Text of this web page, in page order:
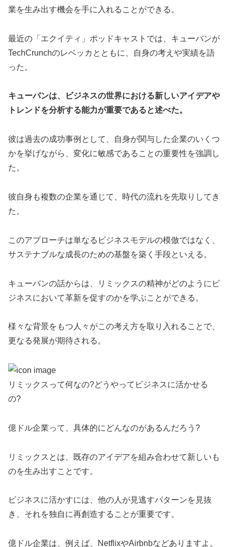
業を生み出す機会を手に入れることができる。
最近の「エクイティ」ポッドキャストでは、キューバンが
TechCrunchのレベッカとともに、自身の考えや実績を語
った。
キューバンは、ビジネスの世界における新しいアイデアや
トレンドを分析する能力が重要であると述べた。
彼は過去の成功事例として、自身が関与した企業のいくつ
かを挙げながら、変化に敏感であることの重要性を強調し
た。
彼自身も複数の企業を通じて、時代の流れを先取りしてき
た。
このアプローチは単なるビジネスモデルの模倣ではなく、
サステナブルな成長のための基盤を築く手段といえる。
キューバンの話からは、リミックスの精神がどのようにビ
ジネスにおいて革新を促すのかを学ぶことができる。
様々な背景をもつ人々がこの考え方を取り入れることで、
更なる発展が期待される。
リミックスって何なの?どうやってビジネスに活かせる
の?
億ドル企業って、具体的にどんなのがあるんだろう?
リミックスとは、既存のアイデアを組み合わせて新しいも
のを生み出すことです。
ビジネスに活かすには、他の人が見逃すパターンを見抜
き、それを独自に再創造することが重要です。
億ドル企業は、例えば、NetflixやAirbnbなどありますよ。